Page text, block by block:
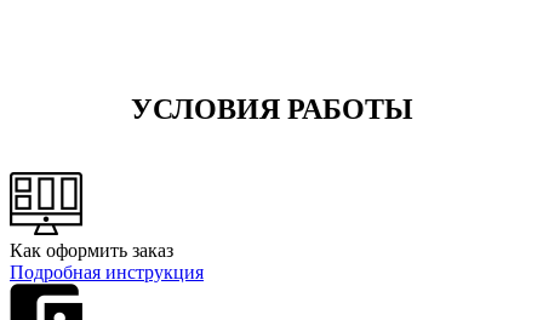
УСЛОВИЯ РАБОТЫ
Как оформить заказ
Подробная инструкция